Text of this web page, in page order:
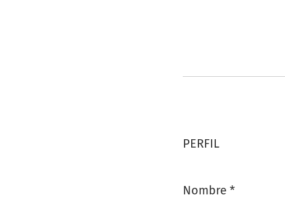
PERFIL
Nombre *